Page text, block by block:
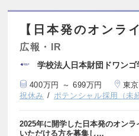
【日本発のオンラ
広報・IR
学校法人日本財団ドワンゴ
400万円 ～ 699万円 東
祝休み
ポテンシャル採用（未
2025年に開学した日本発のオン
いただける方を募集し…